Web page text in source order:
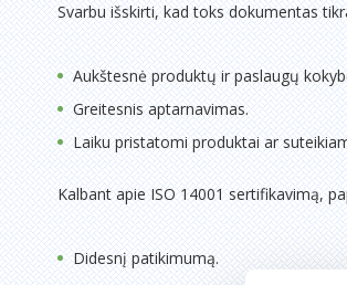
Svarbu išskirti, kad toks dokumentas
Aukštesnė produktų ir paslaugų
Greitesnis aptarnavimas.
Laiku pristatomi produktai ar
Kalbant apie ISO 14001 sertifikavimą,
Didesnį patikimumą.